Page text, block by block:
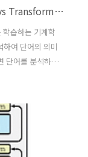
자연어처리(NLP) 알고리즘 - Word2Vec vs Transformer 모델
습하는 기계학
여 단어의 의미
단어를 분석하여
방식에는 2가
어 주위에 있는
어를 기준으로
째 방식은
방식은 특정